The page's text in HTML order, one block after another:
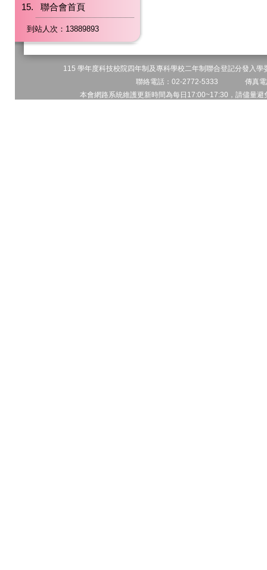
聯合會首頁
到站人次：13889893
115 學年度科技校院四年制及專科學校二年制聯合登記分發
聯絡電話：02-2772-5333 傳真
本會網路系統維護更新時間為每日17:00~17:30，請儘量